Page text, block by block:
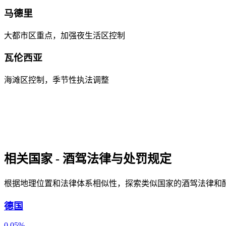
马德里
大都市区重点，加强夜生活区控制
瓦伦西亚
海滩区控制，季节性执法调整
相关国家 - 酒驾法律与处罚规定
根据地理位置和法律体系相似性，探索类似国家的酒驾法律和
德国